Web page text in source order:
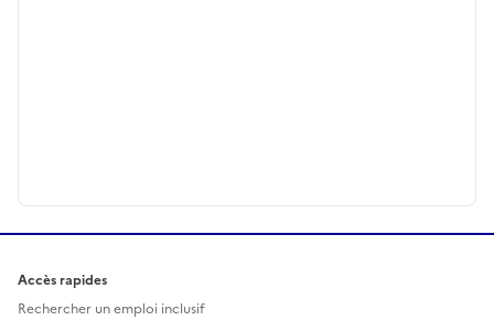
Accès rapides
Rechercher un emploi inclusif